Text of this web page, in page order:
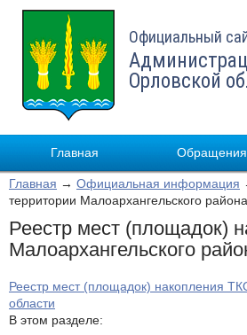
Официальный
Орловской
Главная Обращения
Главная → Официальная информация
территории Малоархангельского
Реестр мест (площадок)
Малоархангельского
Реестр мест (площадок) накопления
области
В этом разделе: